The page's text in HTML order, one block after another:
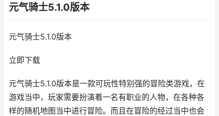
元气骑士5.1.0版本
元气骑士5.1.0版本
立即下载
元气骑士5.1.0版本是一款可玩性特别强的冒险类游戏，在
游戏当中，玩家需要扮演着一名有职业的人物，在各种各
样的随机地图当中进行冒险。而且在冒险的经过当中也会